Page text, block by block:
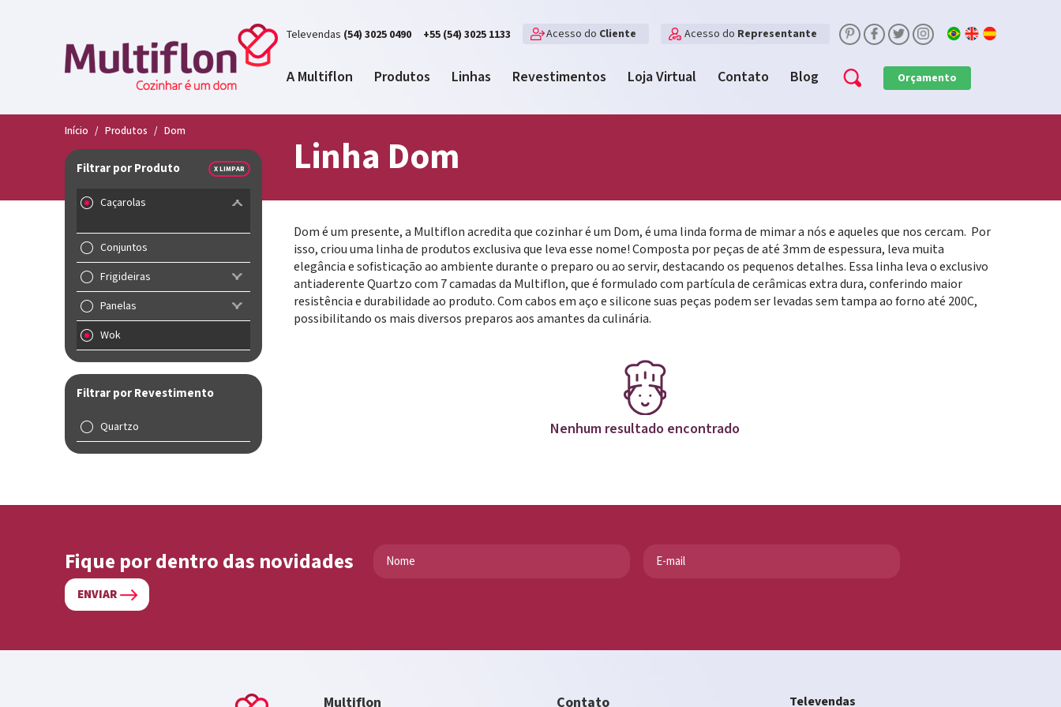
Televendas (54) 3025 0490 +55 (54) 3025 1133 Acesso do Cliente Acesso do Representante
A Multiflon Produtos Linhas Revestimentos Loja Virtual Contato Blog Orçamento
Início / Produtos / Dom
Linha Dom
Filtrar por Produto X LIMPAR
Caçarolas
Conjuntos
Frigideiras
Panelas
Wok
Filtrar por Revestimento
Quartzo
Dom é um presente, a Multiflon acredita que cozinhar é um Dom, é uma linda forma de mimar a nós e aqueles que nos cercam. Por
isso, criou uma linha de produtos exclusiva que leva esse nome! Composta por peças de até 3mm de espessura, leva muita
elegância e sofisticação ao ambiente durante o preparo ou ao servir, destacando os pequenos detalhes. Essa linha leva o exclusivo
antiaderente Quartzo com 7 camadas da Multiflon, que é formulado com partícula de cerâmicas extra dura, conferindo maior
resistência e durabilidade ao produto. Com cabos em aço e silicone suas peças podem ser levadas sem tampa ao forno até 200C,
possibilitando os mais diversos preparos aos amantes da culinária.
Nenhum resultado encontrado
Fique por dentro das novidades
ENVIAR
Multiflon Contato Televendas